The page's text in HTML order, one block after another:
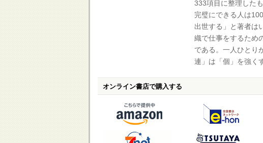
333項目に整理した
完璧にできる人は
出世する」と著者は
織で仕事をするため
である。一人ひとり
連」は「個」を強く
オンライン書店で購入する